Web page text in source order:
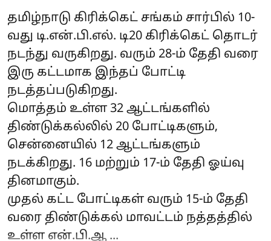
தமிழ்நாடு கிரிக்கெட் சங்கம் சார்பில் 10-
வது டி.என்.பி.எல். டி20 கிரிக்கெட் தொடர்
நடந்து வருகிறது. வரும் 28-ம் தேதி வரை
இரு கட்டமாக இந்தப் போட்டி
நடத்தப்படுகிறது.
மொத்தம் உள்ள 32 ஆட்டங்களில்
திண்டுக்கல்லில் 20 போட்டிகளும்,
சென்னையில் 12 ஆட்டங்களும்
நடக்கிறது. 16 மற்றும் 17-ம் தேதி ஓய்வு
தினமாகும்.
முதல் கட்ட போட்டிகள் வரும் 15-ம் தேதி
வரை திண்டுக்கல் மாவட்டம் நத்தத்தில்
உள்ள என்.பி.ஆ ...